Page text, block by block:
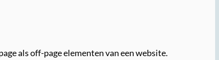
als off-page elementen van een website.